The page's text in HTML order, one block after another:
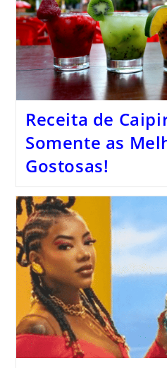
Receita de
Somente as
Gostosas!